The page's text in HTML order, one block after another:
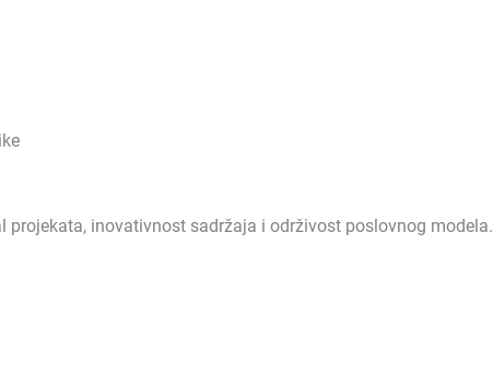
inovativnost sadržaja i održivost poslovnog modela.